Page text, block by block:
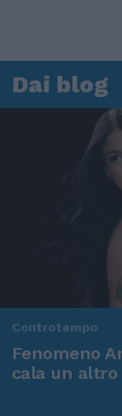
Dai blog
Controtempo
Fenomeno
cala un altro